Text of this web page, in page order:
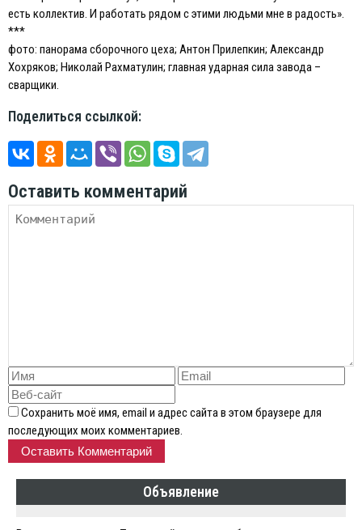
есть коллектив. И работать рядом с этими людьми мне в радость».
***
фото: панорама сборочного цеха; Антон Прилепкин; Александр
Хохряков; Николай Рахматулин; главная ударная сила завода –
сварщики.
Поделиться ссылкой:
Оставить комментарий
Сохранить моё имя, email и адрес сайта в этом браузере для
последующих моих комментариев.
Объявление